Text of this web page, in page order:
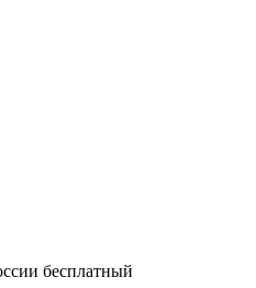
бесплатный